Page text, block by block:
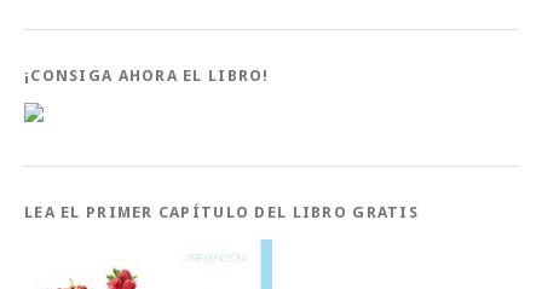
¡CONSIGA AHORA EL LIBRO!
LEA EL PRIMER CAPÍTULO DEL LIBRO GRATIS